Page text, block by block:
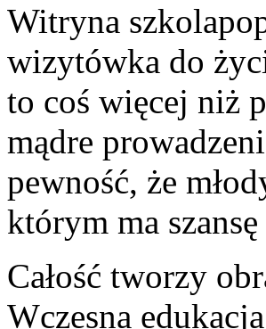
Witryna
wizytówka do
to coś więcej niż
mądre
pewność, że
którym ma
Całość tworzy
Wczesna